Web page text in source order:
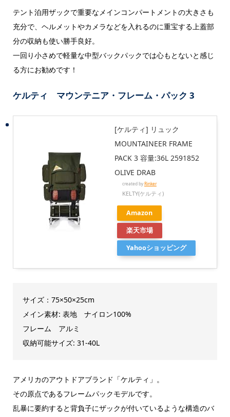
テント泊用ザックで重要なメインコンパートメントの大きさも
充分で、ヘルメットやカメラなどを入れるのに重宝する上蓋部
分の収納も使い勝手良好。
一回り小さめで軽量な中型バックパックでは心もとないと感じ
る方にお勧めです！
ケルティ マウンテニア・フレーム・パック 3
[ケルティ] リュック
MOUNTAINEER FRAME
PACK 3 容量:36L 2591852
OLIVE DRAB
created byRinker
KELTY(ケルティ)
Amazon
楽天市場
Yahooショッピング
サイズ：75×50×25cm
メイン素材: 表地 ナイロン100%
フレーム アルミ
収納可能サイズ: 31-40L
アメリカのアウトドアブランド「ケルティ」。
その原点であるフレームパックモデルです。
乱暴に要約すると背負子にザックが付いているような構造のバ